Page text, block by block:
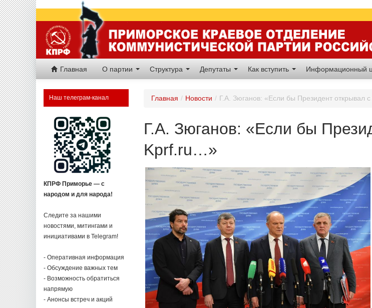
Главная О партии Структура Депутаты Как вступить Информационный
Наш телеграм-канал
КПРФ Приморье — с
народом и для народа!
Следите за нашими
новостями, митингами и
инициативами в Telegram!
- Оперативная информация
- Обсуждение важных тем
- Возможность обратиться
напрямую
- Анонсы встреч и акций
Главная / Новости / Г.А. Зюганов: «Если бы Президент открывал
Г.А. Зюганов: «Если бы
Kprf.ru…»